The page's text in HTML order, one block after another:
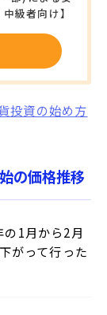
級者向け】
投資の始め方
の価格推移
1月から2月
がって行った